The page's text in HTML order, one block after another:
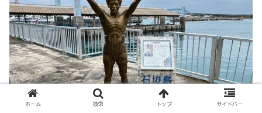
ホーム 検索 トップ サイドバー